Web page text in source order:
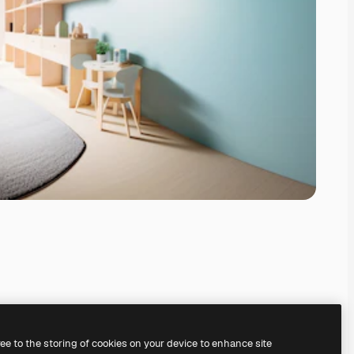
gerador de imagens com IA.
to the storing of cookies on your device to enhance site